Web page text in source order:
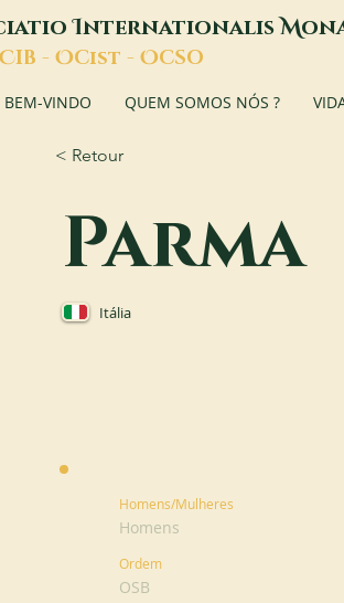
InternationalisM
CIB - OCist - OCSO
BEM-VINDO QUEM SOMOS NÓS ?
< Retour
Parma
Itália
Homens/Mulheres
Homens
Ordem
OSB